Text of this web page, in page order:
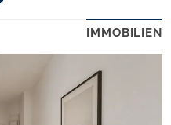
IMMOBILIEN